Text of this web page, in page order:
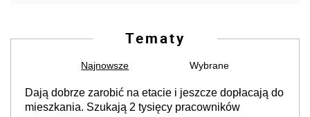
Tematy
Najnowsze Wybrane
Dają dobrze zarobić na etacie i jeszcze dopłacają do
mieszkania. Szukają 2 tysięcy pracowników